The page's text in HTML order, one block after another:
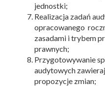
jednostki;
Realizacja zadań
opracowanego
zasadami i trybem
prawnych;
Przygotowywanie
audytowych
propozycje zmian;